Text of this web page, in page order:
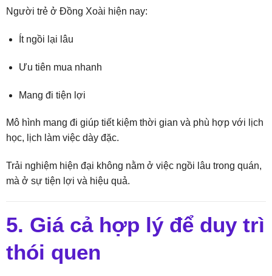
Người trẻ ở Đồng Xoài hiện nay:
Ít ngồi lại lâu
Ưu tiên mua nhanh
Mang đi tiện lợi
Mô hình mang đi giúp tiết kiệm thời gian và phù hợp với lịch
học, lịch làm việc dày đặc.
Trải nghiệm hiện đại không nằm ở việc ngồi lâu trong quán,
mà ở sự tiện lợi và hiệu quả.
5. Giá cả hợp lý để duy trì
thói quen